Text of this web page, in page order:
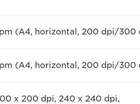
(A4, horizontal, 200 dpi/300
(A4, horizontal, 200 dpi/300
x 200 dpi, 240 x 240 dpi,